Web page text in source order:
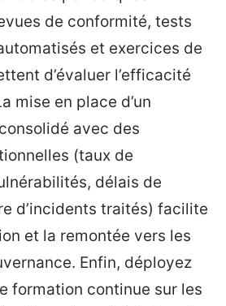
de conformité, tests
et exercices de
d’évaluer l’efficacité
mise en place d’un
avec des
(taux de
délais de
d’incidents traités) facilite
et la remontée vers les
Enfin, déployez
formation continue sur les